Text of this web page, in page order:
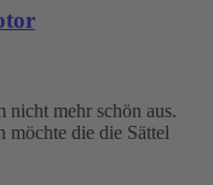
nicht mehr schön aus.
möchte die die Sättel